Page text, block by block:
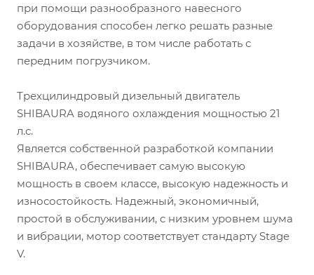
при помощи разнообразного навесного
оборудования способен легко решать разные
задачи в хозяйстве, в том числе работать с
передним погрузчиком.
Трехцилиндровый дизельный двигатель
SHIBAURA водяного охлаждения мощностью 21
л.с.
Является собственной разработкой компании
SHIBAURA, обеспечивает самую высокую
мощность в своем классе, высокую надежность и
износостойкость. Надежный, экономичный,
простой в обслуживании, с низким уровнем шума
и вибрации, мотор соответствует стандарту Stage
V.